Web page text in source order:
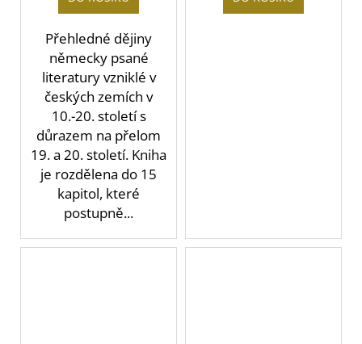
Přehledné dějiny
německy psané
literatury vzniklé v
českých zemích v
10.-20. století s
důrazem na přelom
19. a 20. století. Kniha
je rozdělena do 15
kapitol, které
postupně...